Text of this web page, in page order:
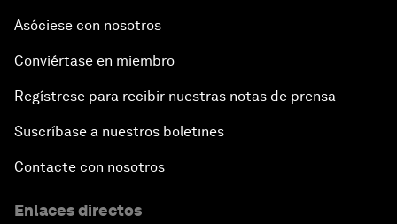
Asóciese con nosotros
Conviértase en miembro
Regístrese para recibir nuestras notas de prensa
Suscríbase a nuestros boletines
Contacte con nosotros
Enlaces directos